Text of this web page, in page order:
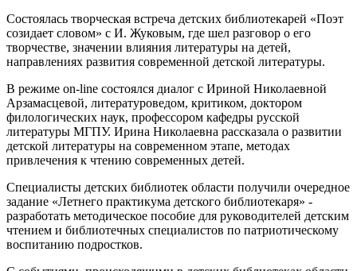
Состоялась творческая встреча детских библиотекарей «Поэт
созидает словом» с И. Жуковым, где шел разговор о его
творчестве, значении влияния литературы на детей,
направлениях развития современной детской литературы.
В режиме on-line состоялся диалог с Ириной Николаевной
Арзамасцевой, литературоведом, критиком, доктором
филологических наук, профессором кафедры русской
литературы МГПУ. Ирина Николаевна рассказала о развитии
детской литературы на современном этапе, методах
привлечения к чтению современных детей.
Специалисты детских библиотек области получили очередное
задание «Летнего практикума детского библиотекаря» -
разработать методическое пособие для руководителей детским
чтением и библиотечных специалистов по патриотическому
воспитанию подростков.